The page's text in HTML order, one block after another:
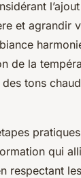
et agrandir
de la
tons
qui
respectant les